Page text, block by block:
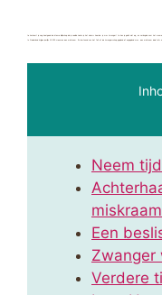
Je herinnert je nog heel goed de intense blijdschap die je voelde zodra je het nieuws hoorde: je was zwanger! Je kon je geluk niet op, en verlangde naar het
In Nederland krijgen jaarlijks 20.000 vrouwen een miskraam. En losstaand van het feit of de zwangerschap gepland of ongepland was: een miskraam doet
Neem
miskraam
Een
Zwanger
Verdere